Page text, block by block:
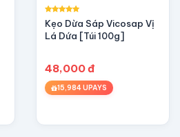
Kẹo Dừa Sáp Vicosap Vị
Lá Dứa [Túi 100g]
48,000 đ
15,984 UPAYS